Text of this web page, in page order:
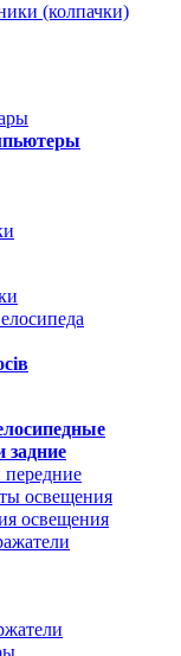
(колпачки)
задние
освещения
освещения